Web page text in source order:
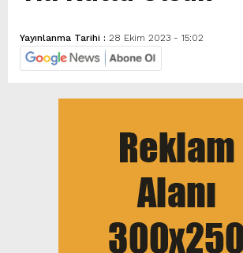
Yayınlanma Tarihi : 28 Ekim 2023 - 15:02